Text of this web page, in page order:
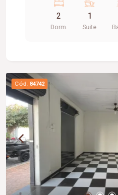
planejadas; Banheiro
planejados; Sala em 02
rack planejados; Cortina
prontos para morar,
praticidade no dia a dia.
2
Dorm.
1
Suite
Cód. 84742